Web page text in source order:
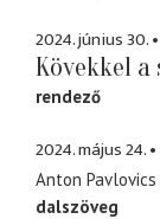
2024. június 30.
Kövekkel a
rendező
2024. május 24.
Anton Pavlovics
dalszöveg